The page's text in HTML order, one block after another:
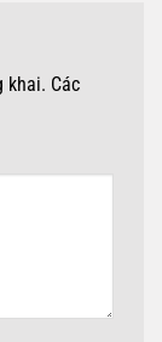
khai. Các